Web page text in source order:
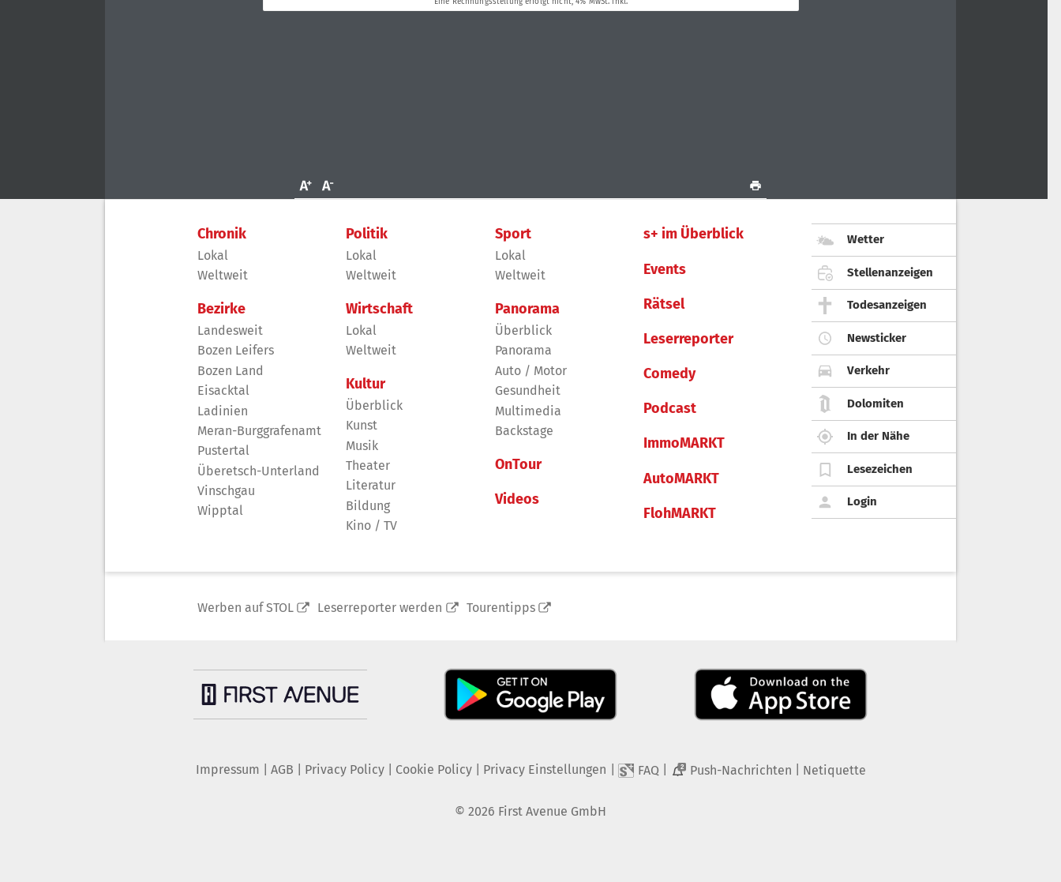
Chronik
Lokal
Weltweit
Bezirke
Landesweit
Bozen Leifers
Bozen Land
Eisacktal
Ladinien
Meran-Burggrafenamt
Pustertal
Überetsch-Unterland
Vinschgau
Wipptal
Politik
Lokal
Weltweit
Wirtschaft
Lokal
Weltweit
Kultur
Überblick
Kunst
Musik
Theater
Literatur
Bildung
Kino / TV
Sport
Lokal
Weltweit
Panorama
Überblick
Panorama
Auto / Motor
Gesundheit
Multimedia
Backstage
OnTour
Videos
s+ im Überblick
Events
Rätsel
Leserreporter
Comedy
Podcast
ImmoMARKT
AutoMARKT
FlohMARKT
Wetter
Stellenanzeigen
Todesanzeigen
Newsticker
Verkehr
Dolomiten
In der Nähe
Lesezeichen
Login
Werben auf STOL Leserreporter werden Tourentipps
Impressum AGB Privacy Policy| Cookie Policy| Privacy Einstellungen FAQ 2 Push-Nachrichten Netiquette
© 2026 First Avenue GmbH